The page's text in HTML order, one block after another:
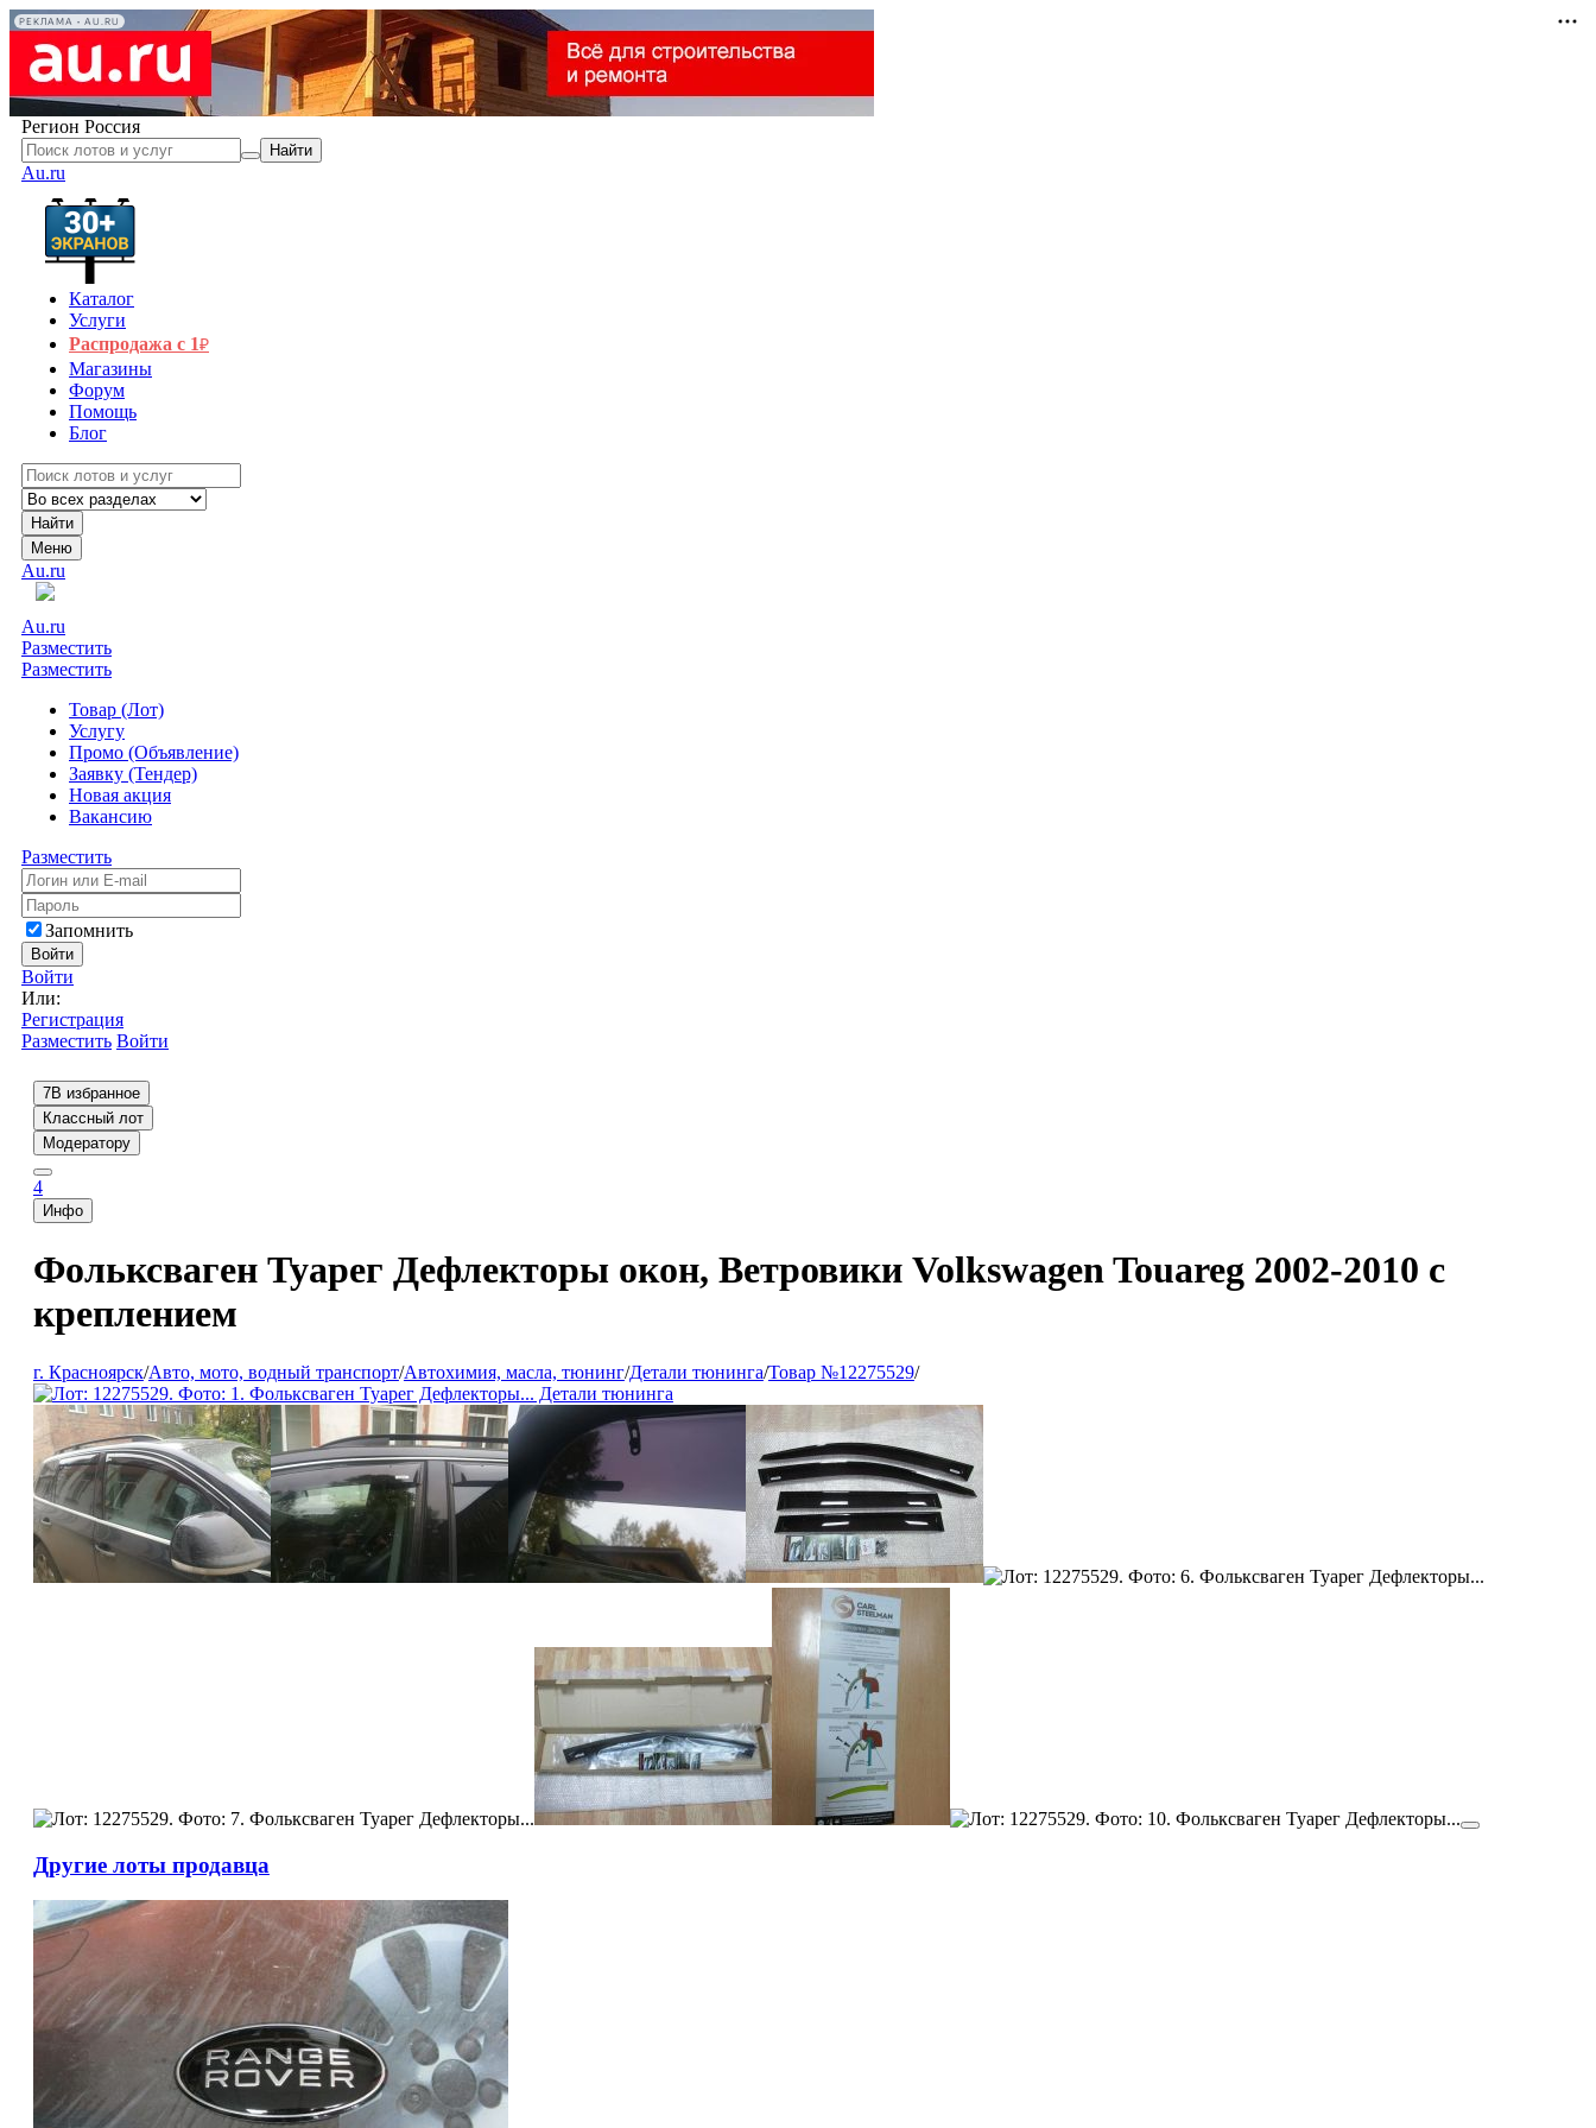
РЕКЛАМА • AU.RU
Регион Россия
Найти
Au.ru
Каталог
Услуги
Распродажа с 1₽
Магазины
Форум
Помощь
Блог
Найти
Меню
Au.ru
Au.ru
Разместить
Разместить
Товар (Лот)
Услугу
Промо (Объявление)
Заявку (Тендер)
Новая акция
Вакансию
Разместить
Запомнить
Войти
Войти
Или:
Регистрация
Разместить Войти
7В избранное
Классный лот
Модератору
4
Инфо
Фольксваген Туарег Дефлекторы окон, Ветровики Volkswagen Touareg 2002-2010 с
креплением
г. Красноярск/Авто, мото, водный транспорт/Автохимия, масла, тюнинг/Детали тюнинга/Товар №12275529/
Другие лоты продавца